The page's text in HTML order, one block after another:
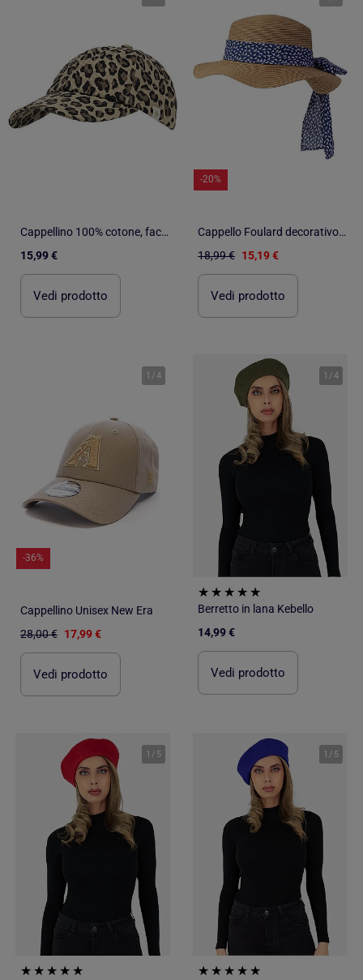
Cappellino 100% cotone, facilmente regolabile, chiusura a scatto donna Isotoner
15,99 €
Vedi prodotto
-20%
Cappello Foulard decorativo, regolabile intorno alla testa donna Isotoner
18,99 € 15,19 €
Vedi prodotto
1 /4
-36%
Cappellino Unisex New Era
28,00 € 17,99 €
Vedi prodotto
1 /4
Berretto in lana Kebello
14,99 €
Vedi prodotto
1 / 5 1 / 5